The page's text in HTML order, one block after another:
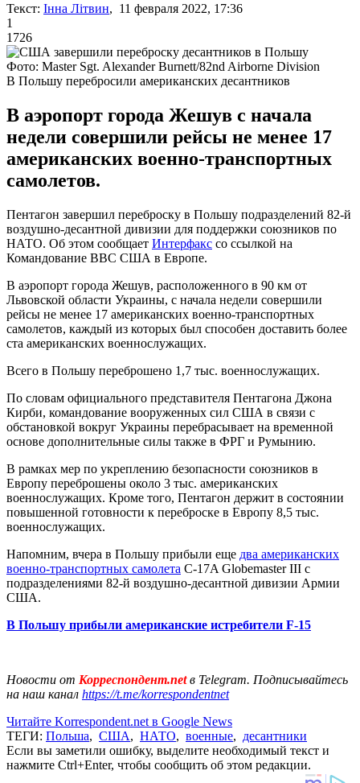
Текст: Інна Літвин, 11 февраля 2022, 17:36
1
1726
Фото: Master Sgt. Alexander Burnett/82nd Airborne Division
В Польшу перебросили американских десантников
В аэропорт города Жешув с начала
недели совершили рейсы не менее 17
американских военно-транспортных
самолетов.
Пентагон завершил переброску в Польшу подразделений 82-й
воздушно-десантной дивизии для поддержки союзников по
НАТО. Об этом сообщает Интерфакс со ссылкой на
Командование ВВС США в Европе.
В аэропорт города Жешув, расположенного в 90 км от
Львовской области Украины, с начала недели совершили
рейсы не менее 17 американских военно-транспортных
самолетов, каждый из которых был способен доставить более
ста американских военнослужащих.
Всего в Польшу переброшено 1,7 тыс. военнослужащих.
По словам официального представителя Пентагона Джона
Кирби, командование вооруженных сил США в связи с
обстановкой вокруг Украины перебрасывает на временной
основе дополнительные силы также в ФРГ и Румынию.
В рамках мер по укреплению безопасности союзников в
Европу переброшены около 3 тыс. американских
военнослужащих. Кроме того, Пентагон держит в состоянии
повышенной готовности к переброске в Европу 8,5 тыс.
военнослужащих.
Напомним, вчера в Польшу прибыли еще два американских
военно-транспортных самолета C-17A Globemaster III с
подразделениями 82-й воздушно-десантной дивизии Армии
США.
В Польшу прибыли американские истребители F-15
Новости от Корреспондент.netв Telegram. Подписывайтесь
на наш канал https://t.me/korrespondentnet
Читайте Korrespondent.net в Google News
ТЕГИ: Польша, США, НАТО, военные, десантники
Если вы заметили ошибку, выделите необходимый текст и
нажмите Ctrl+Enter, чтобы сообщить об этом редакции.